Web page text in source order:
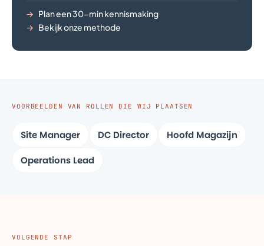
→ Plan een 30-min kennismaking
→ Bekijk onze methode
VOORBEELDEN VAN ROLLEN DIE WIJ PLAATSEN
Site Manager DC Director Hoofd Magazijn
Operations Lead
VOLGENDE STAP